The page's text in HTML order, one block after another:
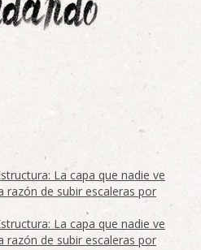
La capa que nadie ve
razón de subir escaleras por
La capa que nadie ve
razón de subir escaleras por